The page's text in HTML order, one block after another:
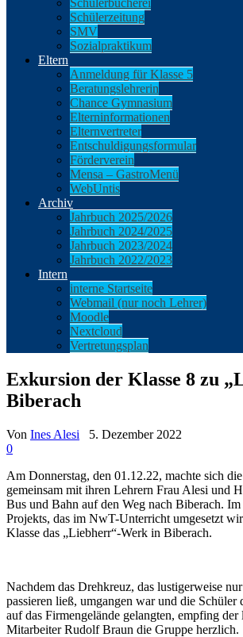
Schülerbücherei
Schülerzeitung
SMV
Sozialpraktikum
Eltern
Anmeldung für Klasse 5
Beratungslehrerin
Chance Gymnasium
Elterninformationen
Elternvertreter
Entschuldigungsformular
Förderverein
Mensa – GastroMenü
WebUntis
Archiv
Jahrbuch 2025/2026
Jahrbuch 2024/2025
Jahrbuch 2023/2024
Jahrbuch 2022/2023
Intern
interne Startseite
Webmail (nur noch Lehrer)
Moodle
Nextcloud
Vertretungsplan
Exkursion der Klasse 8 zu
Biberach
Von Ines Alesi
5. Dezember 2022
0
Am Donnerstag, den 01.12.22, machte sich
gemeinsam mit ihren Lehrern Frau Alesi und
Bus und Bahn auf den Weg nach Biberach.
Projekts, das im NwT-Unterricht umgesetzt
Klasse das „Liebherr“-Werk in Biberach.
Nachdem das Drehkreuz, das lustigerweise
passieren ließ, umgangen war und die Schüler
auf das Firmengelände gelangten, empfing der
Mitarbeiter Rudolf Braun die Gruppe herzlich.